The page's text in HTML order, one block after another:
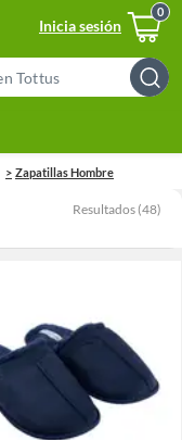
Inicia sesión
Search
Bar
Zapatillas Hombre
Resultados (48)